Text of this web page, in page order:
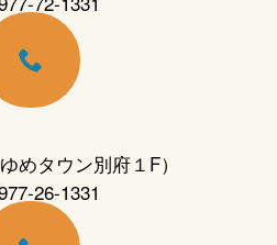
めタウン別府１F）
26-1331